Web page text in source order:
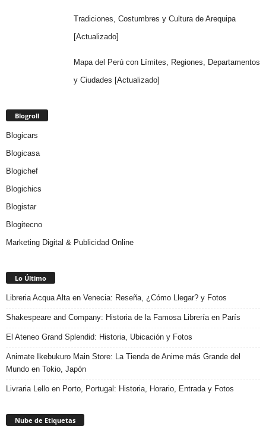
Tradiciones, Costumbres y Cultura de Arequipa
[Actualizado]
Mapa del Perú con Límites, Regiones, Departamentos
y Ciudades [Actualizado]
Blogroll
Blogicars
Blogicasa
Blogichef
Blogichics
Blogistar
Blogitecno
Marketing Digital & Publicidad Online
Lo Último
Libreria Acqua Alta en Venecia: Reseña, ¿Cómo Llegar? y Fotos
Shakespeare and Company: Historia de la Famosa Librería en París
El Ateneo Grand Splendid: Historia, Ubicación y Fotos
Animate Ikebukuro Main Store: La Tienda de Anime más Grande del
Mundo en Tokio, Japón
Livraria Lello en Porto, Portugal: Historia, Horario, Entrada y Fotos
Nube de Etiquetas